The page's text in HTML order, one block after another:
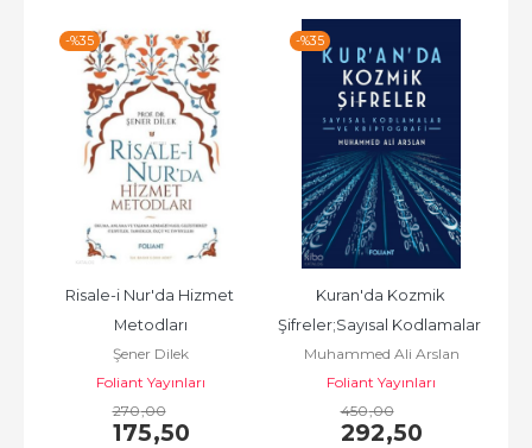
-%35
Risale-i Nur'da Hizmet
Metodları
Şener Dilek
Foliant Yayınları
270,00
175,50
-%35
Kuran'da Kozmik
Şifreler;Sayısal Kodlamalar
ve Kriptografi
Muhammed Ali Arslan
Foliant Yayınları
450,00
292,50